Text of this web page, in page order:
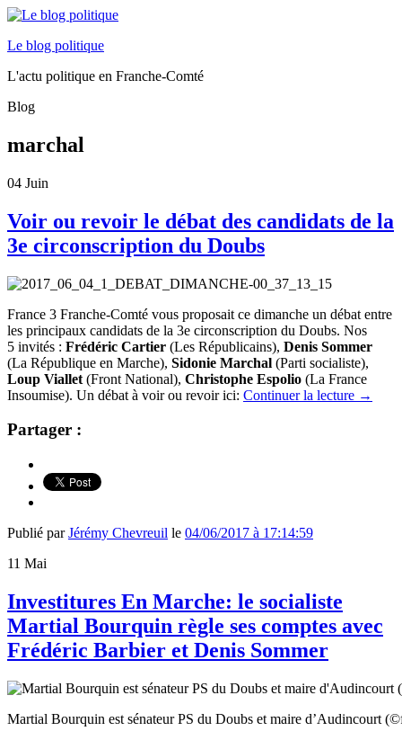
Le blog politique
L'actu politique en Franche-Comté
Blog
marchal
04 Juin
Voir ou revoir le débat des candidats de la
3e circonscription du Doubs
France 3 Franche-Comté vous proposait ce dimanche un débat entre
les principaux candidats de la 3e circonscription du Doubs. Nos
5 invités : Frédéric Cartier (Les Républicains), Denis Sommer
(La République en Marche), Sidonie Marchal (Parti socialiste),
Loup Viallet (Front National), Christophe Espolio (La France
Insoumise). Un débat à voir ou revoir ici: Continuer la lecture →
Partager :
Publié parJérémy Chevreuil le 04/06/2017 à 17:14:59
11 Mai
Investitures En Marche: le socialiste
Martial Bourquin règle ses comptes avec
Frédéric Barbier et Denis Sommer
Martial Bourquin est sénateur PS du Doubs et maire d’Audincourt